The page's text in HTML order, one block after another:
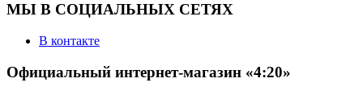
МЫ В СОЦИАЛЬНЫХ СЕТЯХ
В контакте
Официальный интернет-магазин «4:20»